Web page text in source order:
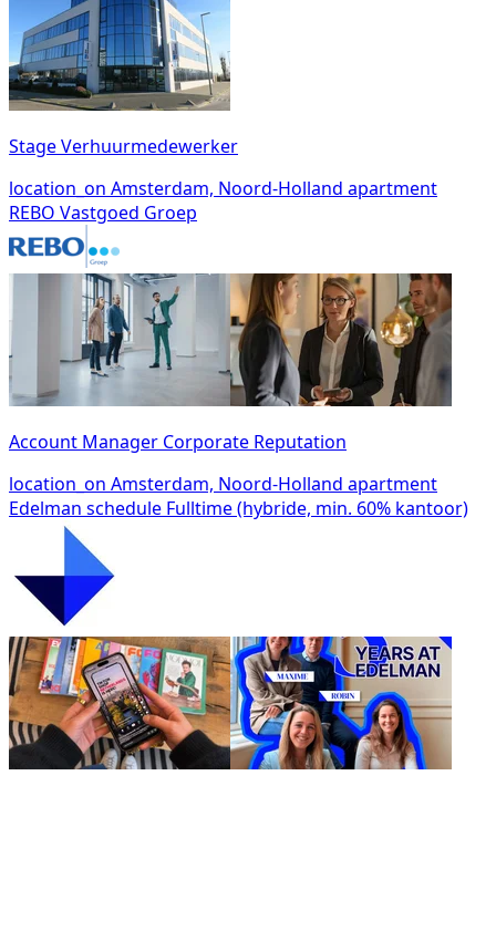
Stage Verhuurmedewerker
location_on Amsterdam, Noord-Holland apartment
REBO Vastgoed Groep
Account Manager Corporate Reputation
location_on Amsterdam, Noord-Holland apartment
Edelman schedule Fulltime (hybride, min. 60% kantoor)